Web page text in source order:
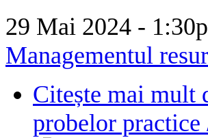
29 Mai 2024 -
Managementul
Citește mai mult
probelor